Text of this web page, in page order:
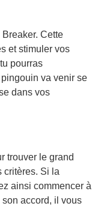
Cette
et stimuler vos
pourras
va venir se
dans vos
trouver le grand
critères. Si la
ainsi commencer à
accord, il vous